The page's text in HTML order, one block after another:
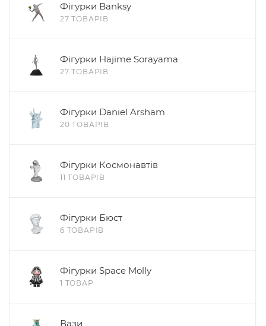
Фігурки Banksy
27 ТОВАРІВ
Фігурки Hajime Sorayama
27 ТОВАРІВ
Фігурки Daniel Arsham
20 ТОВАРІВ
Фігурки Космонавтів
11 ТОВАРІВ
Фігурки Бюст
6 ТОВАРІВ
Фігурки Space Molly
1 ТОВАР
Вази